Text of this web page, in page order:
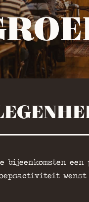
bijeenkomsten